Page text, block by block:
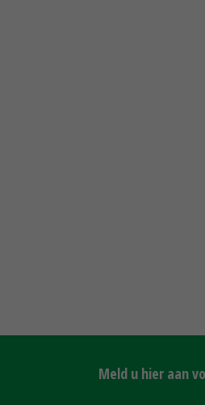
Meld u hier aan